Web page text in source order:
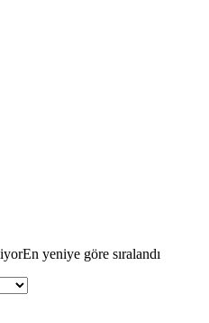
En yeniye göre sıralandı